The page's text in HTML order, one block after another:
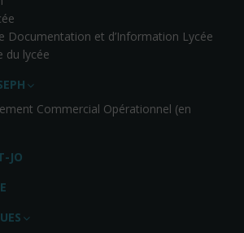
Documentation et d’Information Lycée
du lycée
Commercial Opérationnel (en
JO